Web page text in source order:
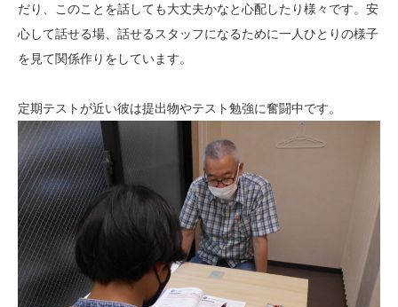
だり、このことを話しても大丈夫かなと心配したり様々です。安
心して話せる場、話せるスタッフになるために一人ひとりの様子
を見て関係作りをしています。
定期テストが近い彼は提出物やテスト勉強に奮闘中です。